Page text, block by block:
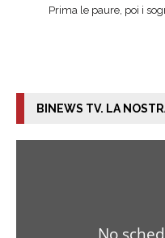
Prima le paure, poi i
BINEWS TV. LA